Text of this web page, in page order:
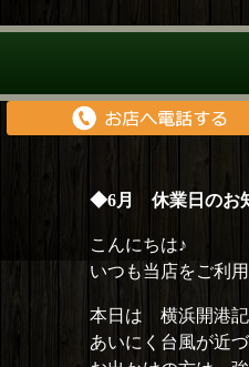
◆6月 休業日のお
こんにちは♪
いつも当店をご利
本日は 横浜開港記
あいにく台風が近